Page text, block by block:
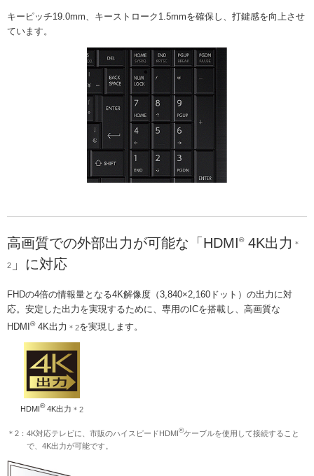
キーピッチ19.0mm、キーストローク1.5mmを確保し、打鍵感を向上させ
ています。
高画質での外部出力が可能な「HDMI®4K出力 ＊
2 」に対応
FHDの4倍の情報量となる4K解像度（3,840×2,160ドット）の出力に対
応。安定した出力を実現するために、専用のICを搭載し、高画質な
HDMI ®4K出力 ＊2を実現します。
HDMI®4K出力 ＊2
＊2：4K対応テレビに、市販のハイスピードHDMI®ケーブルを使用して接続すること
で、4K出力が可能です。